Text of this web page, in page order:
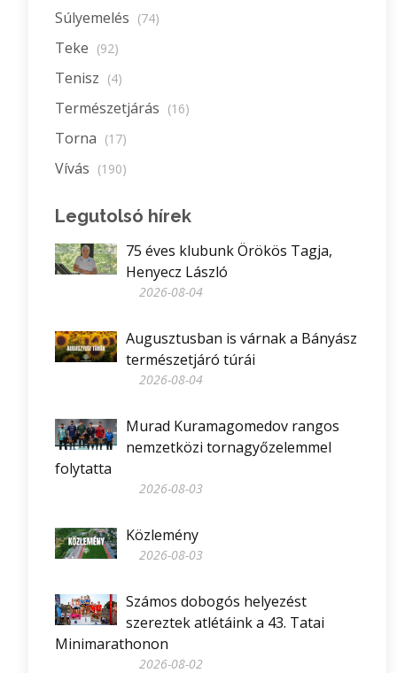
Súlyemelés (74)
Teke (92)
Tenisz (4)
Természetjárás (16)
Torna (17)
Vívás (190)
Legutolsó hírek
75 éves klubunk Örökös Tagja,
Henyecz László
2026-08-04
Augusztusban is várnak a Bányász
természetjáró túrái
2026-08-04
Murad Kuramagomedov rangos
nemzetközi tornagyőzelemmel
folytatta
2026-08-03
Közlemény
2026-08-03
Számos dobogós helyezést
szereztek atlétáink a 43. Tatai
Minimarathonon
2026-08-02